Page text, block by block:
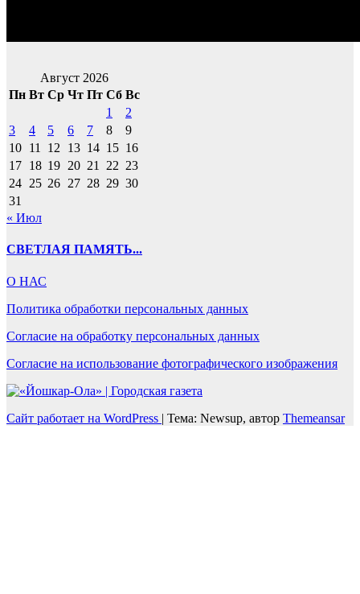
Август 2026
Пн Вт Ср Чт Пт Сб Вс
1
2
3
4 5 6 7 8
9
10 11 12 13 14 15 16
17 18 19 20 21 22 23
24 25 26 27 28 29 30
31
« Июл
СВЕТЛАЯ ПАМЯТЬ...
О НАС
Политика обработки персональных данных
Согласие на обработку персональных данных
Согласие на использование фотографического изображения
Сайт работает на WordPress | Тема: Newsup, автор Themeansar